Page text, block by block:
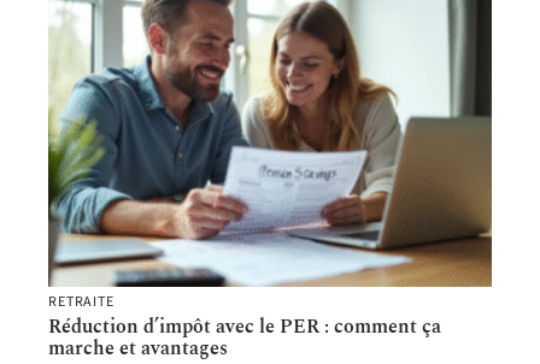
RETRAITE
Réduction d’impôt avec le PER : comment ça
marche et avantages